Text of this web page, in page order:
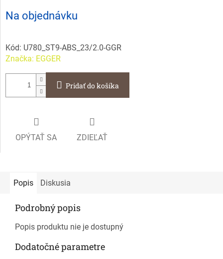
Jednotková
cena:
Na objednávku
Kód: U780_ST9-ABS_23/2.0-GGR
Značka: EGGER
Pridať do košíka
OPÝTAŤ SA ZDIEĽAŤ
Popis Diskusia
Podrobný popis
Popis produktu nie je dostupný
Dodatočné parametre